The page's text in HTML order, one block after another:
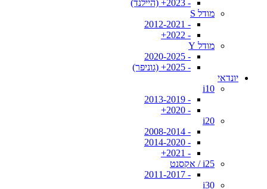
- 2023+ (היילנד)
מודל S
- 2012-2021
- 2022+
מודל Y
- 2020-2025
- 2025+ (גוניפר)
יונדאי
i10
- 2013-2019
- 2020+
i20
- 2008-2014
- 2014-2020
- 2021+
i25 / אקסנט
- 2011-2017
i30